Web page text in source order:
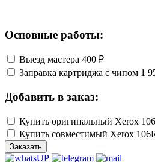
Основные работы:
Выезд мастера 400 ₽
Заправка картриджа с чипом 1
Добавить в заказ:
Купить оригинальный Xerox
Купить совместимый Xerox
Заказать